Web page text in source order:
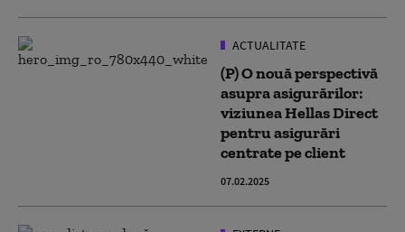
ACTUALITATE
(P) O nouă perspectivă
asupra asigurărilor:
viziunea Hellas Direct
pentru asigurări
centrate pe client
07.02.2025